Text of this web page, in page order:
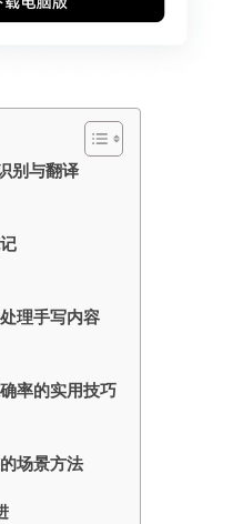
别与翻译
理手写内容
率的实用技巧
场景方法